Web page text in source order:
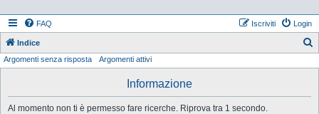
FAQ Login
Iscriviti
Indice
Argomenti senza risposta Argomenti attivi
Informazione
Al momento non ti è permesso fare ricerche. Riprova tra 1 secondo.